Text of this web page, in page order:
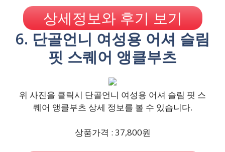
상세정보와 후기 보기
6. 단골언니 여성용 어셔 슬림
핏 스퀘어 앵클부츠
위 사진을 클릭시 단골언니 여성용 어셔 슬림 핏 스
퀘어 앵클부츠 상세 정보를 볼 수 있습니다.
상품가격 : 37,800원